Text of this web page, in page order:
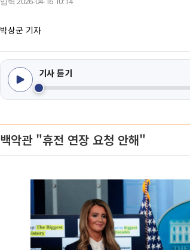
박상군 기자
기사 듣기
백악관 "휴전 연장 요청 안해"